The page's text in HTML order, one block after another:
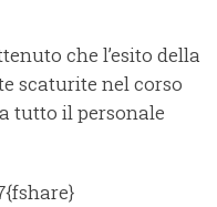
che l’esito della
scaturite nel corso
tutto il personale
{fshare}